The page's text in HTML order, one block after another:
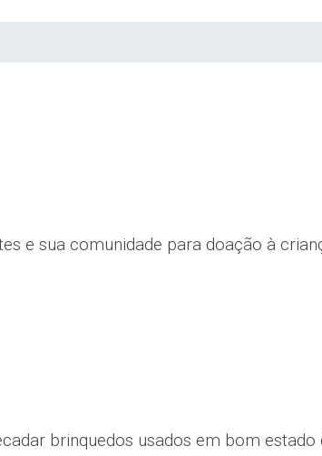
e sua comunidade para doação à
brinquedos usados em bom